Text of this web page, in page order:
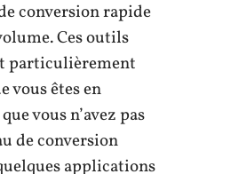
conversion rapide
Ces outils
particulièrement
vous êtes en
vous n’avez pas
de conversion
applications